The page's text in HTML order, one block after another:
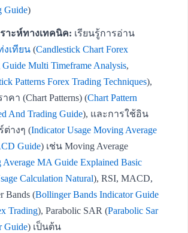
Guide)
าะห์ทางเทคนิค: เรียนรู้การอ่าน
งเทียน (Candlestick Chart Forex
Guide Multi Timeframe Analysis,
Patterns Forex Trading Techniques),
คา (Chart Patterns) (Chart Pattern
And Trading Guide), และการใช้อิน
ต่างๆ (Indicator Usage Moving Average
Guide) เช่น Moving Average
MA Guide Explained Basic
Calculation Natural), RSI, MACD,
Bands (Bollinger Bands Indicator Guide
Trading), Parabolic SAR (Parabolic Sar
Guide) เป็นต้น